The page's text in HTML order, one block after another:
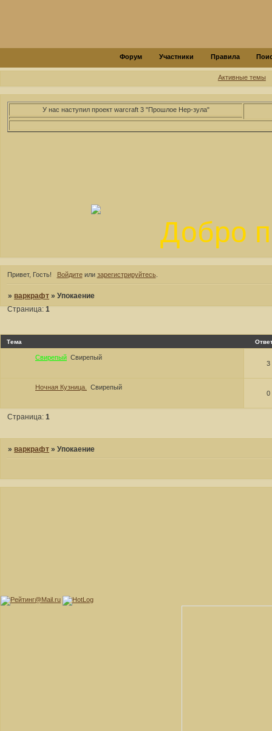
Форум Участники Правила
Активные темы
У нас наступил проект warcraft 3 "Прошлое Нер-зула"
Добро
Привет, Гость! Войдитеили зарегистрируйтесь.
» варкрафт »Упокаение
Страница:1
Тема
Свирепый Свирепый
3
Ночная Кузница.
Свирепый
0
Страница:1
» варкрафт »Упокаение